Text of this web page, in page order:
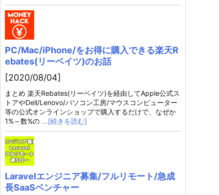
PC/Mac/iPhone/をお得に購入できる楽天R
ebates(リーベイツ)のお話
[2020/08/04]
まとめ 楽天Rebates(リーベイツ)を経由してApple公式ス
トアやDell/Lenovo/パソコン工房/マウスコンピューター
等の公式オンラインショップで購入するだけで、なぜか
1%～数%の …[続きを読む]
Laravelエンジニア募集/フルリモート/急成
長SaaSベンチャー